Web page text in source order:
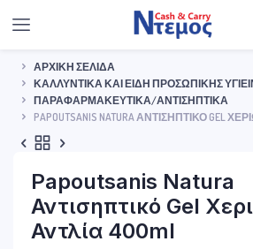
ΑΡΧΙΚΉ ΣΕΛΊΔΑ
ΚΑΛΛΥΝΤΙΚΆ ΚΑΙ ΕΊΔΗ ΠΡΟΣΩΠΙΚΉΣ
ΠΑΡΑΦΑΡΜΑΚΕΥΤΙΚΆ/ΑΝΤΙΣΗΠΤΙΚΆ
PAPOUTSANIS NATURA ΑΝΤΙΣΗΠΤΙΚΌ GEL
Papoutsanis Natura
Αντισηπτικό Gel
Αντλία 400ml